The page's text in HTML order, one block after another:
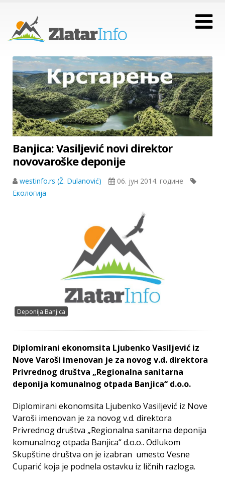
Banjica: Vasiljević novi direktor
novovaroške deponije
westinfo.rs (Ž. Dulanović)
06. јун 2014. године
Екологија
Deponija Banjica
Diplomirani ekonomsita Ljubenko Vasiljević iz
Nove Varoši imenovan je za novog v.d. direktora
Privrednog društva „Regionalna sanitarna
deponija komunalnog otpada Banjica“ d.o.o.
Diplomirani ekonomsita Ljubenko Vasiljević iz Nove
Varoši imenovan je za novog v.d. direktora
Privrednog društva „Regionalna sanitarna deponija
komunalnog otpada Banjica“ d.o.o.. Odlukom
Skupštine društva on je izabran umesto Vesne
Cuparić koja je podnela ostavku iz ličnih razloga.